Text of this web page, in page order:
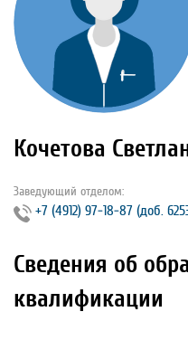
Кочетова
Заведующий отделом:
+7 (4912) 97‐18‐87 (доб.
Сведения об
квалификации